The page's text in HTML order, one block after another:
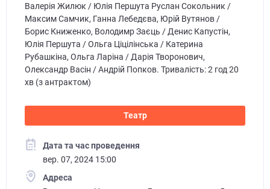
Валерія Жилюк / Юлія Першута Руслан Сокольник /
Максим Самчик, Ганна Лебедєва, Юрій Вутянов /
Борис Книженко, Володимр Заєць / Денис Капустін,
Юлія Першута / Ольга Ціцілінська / Катерина
Рубашкіна, Ольга Ларіна / Дарія Творонович,
Олександр Васін / Андрій Попков. Тривалість: 2 год 20
хв (з антрактом)
Театр
Дата та час проведення
вер. 07, 2024 15:00
Адреса